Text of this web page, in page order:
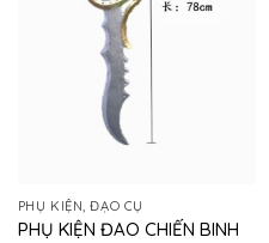
PHỤ KIỆN, ĐẠO CỤ
PHỤ KIỆN ĐAO CHIẾN BINH